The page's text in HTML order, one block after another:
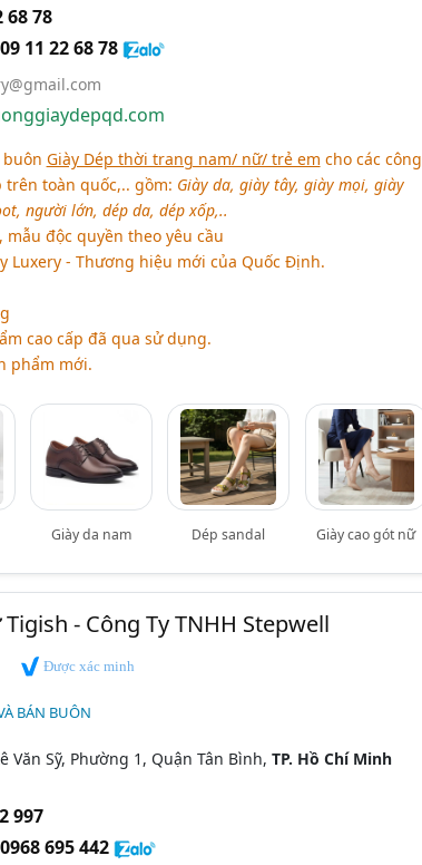
68 78
09 11 22 68 78
Giày Dép thời trang nam/ nữ/ trẻ em cho các công
trên toàn quốc,.. gồm: Giày da, giày tây, giày mọi, giày
người lớn, dép da, dép xốp,..
mẫu độc quyền theo yêu cầu
Luxery - Thương hiệu mới của Quốc Định.
cao cấp đã qua sử dụng.
phẩm mới.
Giày da nam Dép sandal Giày cao gót nữ
- Công Ty TNHH Stepwell
Được xác minh
BÁN BUÔN
Văn Sỹ, Phường 1, Quận Tân Bình, TP. Hồ Chí Minh
997
0968 695 442